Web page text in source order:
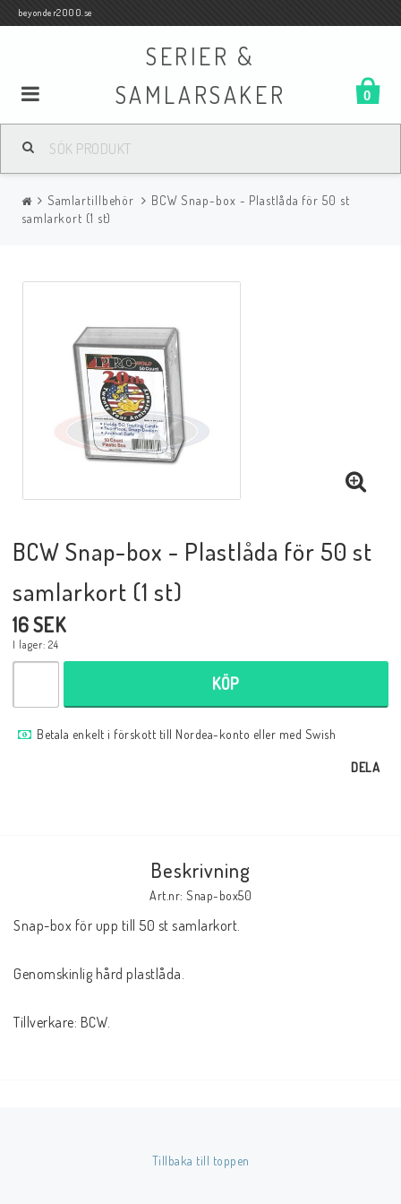
beyonder2000.se
SERIER &
SAMLARSAKER
0
Samlar- och Spelkort
Serier
Böcker
Mynt och Sedlar
Samlartillbehör
Serier Sverige
Inkl. Moms
Betala enkelt i förskott till konto i Nordea eller med Swish.
Samlartillbehör
BCW Snap-box - Plastlåda för 50 st
samlarkort (1 st)
BCW Snap-box - Plastlåda för 50 st
samlarkort (1 st)
16 SEK
I lager: 24
KÖP
Betala enkelt i förskott till Nordea-konto eller med Swish
DELA
Beskrivning
Art.nr: Snap-box50
Snap-box för upp till 50 st samlarkort.
Genomskinlig hård plastlåda.
Tillverkare: BCW.
Tillbaka till toppen